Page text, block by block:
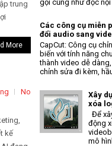
trung
More
No
kế
gọi cũng như đọc
Các công cụ miễn
đổi audio sang
CapCut: Công cụ
biến với tính năng
thành video dễ
chỉnh sửa đi kèm,
Xây
xóa
Để
động
mô